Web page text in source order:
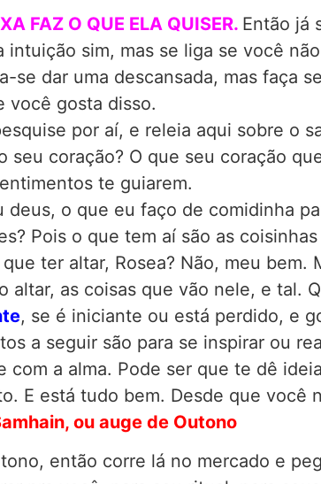
FAZ O QUE ELA QUISER. Então já
intuição sim, mas se liga se você
se dar uma descansada, mas faça
você gosta disso.
por aí, e releia aqui sobre o
seu coração? O que seu coração
te guiarem.
deus, o que eu faço de comidinha
Pois o que tem aí são as
que ter altar, Rosea? Não, meu
altar, as coisas que vão nele, e tal.
, se é iniciante ou está perdido, e
a seguir são para se inspirar ou
com a alma. Pode ser que te dê
E está tudo bem. Desde que você
ou auge de Outono
então corre lá no mercado e